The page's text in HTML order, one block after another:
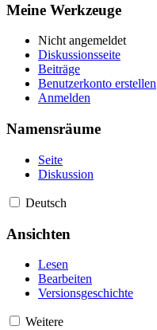
Meine Werkzeuge
Nicht angemeldet
Diskussionsseite
Beiträge
Benutzerkonto erstellen
Anmelden
Namensräume
Seite
Diskussion
Deutsch
Ansichten
Lesen
Bearbeiten
Versionsgeschichte
Weitere